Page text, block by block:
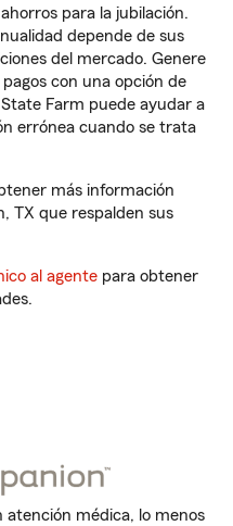
para la jubilación.
depende de sus
del mercado. Genere
con una opción de
Farm puede ayudar a
errónea cuando se trata
más información
TX que respalden sus
al agente para obtener
atención médica, lo menos